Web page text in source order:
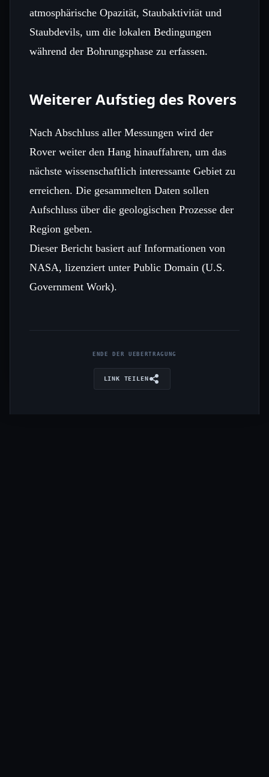
atmosphärische Opazität, Staubaktivität und
Staubdevils, um die lokalen Bedingungen
während der Bohrungsphase zu erfassen.
Weiterer Aufstieg des Rovers
Nach Abschluss aller Messungen wird der
Rover weiter den Hang hinauffahren, um das
nächste wissenschaftlich interessante Gebiet zu
erreichen. Die gesammelten Daten sollen
Aufschluss über die geologischen Prozesse der
Region geben.
Dieser Bericht basiert auf Informationen von
NASA, lizenziert unter Public Domain (U.S.
Government Work).
ENDE DER UEBERTRAGUNG
LINK TEILEN